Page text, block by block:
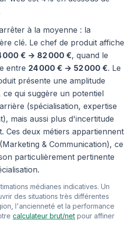
à la moyenne : la
clé. Le chef de produit affiche
000 € → 82 000 €, quand le
entre 24 000 € → 52 000 €. Le
présente une amplitude
qui suggère un potentiel
(spécialisation, expertise
mais aussi plus d'incertitude
Ces deux métiers appartiennent
& Communication), ce
particulièrement pertinente
médianes indicatives. Un
des situations très différentes
l'ancienneté et la performance
calculateur brut/net pour affiner